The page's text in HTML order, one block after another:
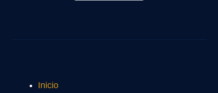
Inicio